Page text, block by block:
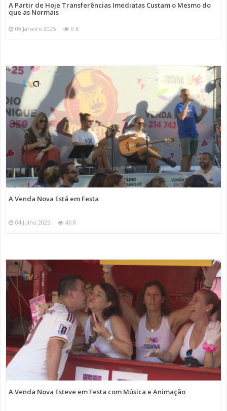
A Partir de Hoje Transferências Imediatas Custam o Mesmo do
que as Normais
09 Janeiro 2025 0 K
A Venda Nova Está em Festa
04 Julho 2025 46 K
A Venda Nova Esteve em Festa com Música e Animação